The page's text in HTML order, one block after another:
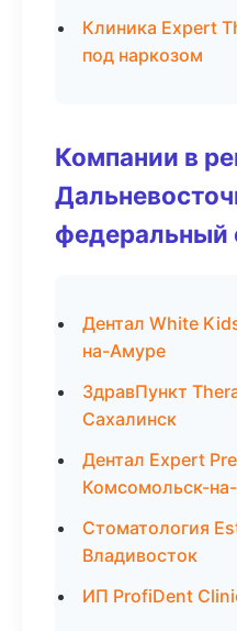
Клиника Expert
под наркозом
Компании в
федеральный
Дентал White
на-Амуре
ЗдравПункт
Сахалинск
Дентал Expert
Комсомольск-
Стоматология
Владивосток
ИП ProfiDent